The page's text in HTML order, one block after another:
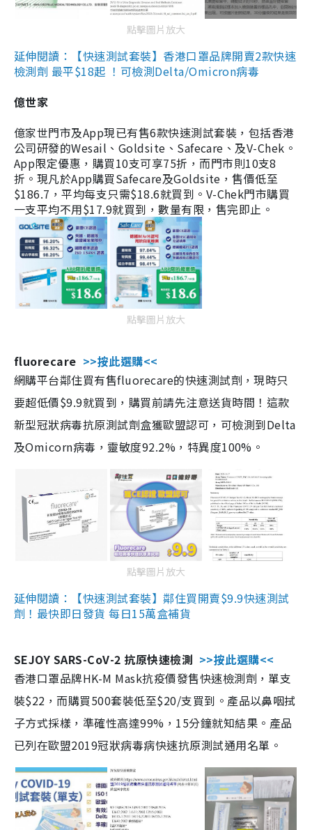
點擊圖片放大
延伸閱讀：【快速測試套裝】香港口罩品牌開賣2款快速
檢測劑 最平$18起 ！可檢測Delta/Omicron病毒
億世家
億家世門市及App現已有售6款快速測試套裝，包括香港
公司研發的Wesail、Goldsite、Safecare、及V-Chek。
App限定優惠，購買10支可享75折，而門市則10支8
折。現凡於App購買Safecare及Goldsite，售價低至
$186.7，平均每支只需$18.6就買到。V-Chek門市購買
一支平均不用$17.9就買到，數量有限，售完即止。
點擊圖片放大
fluorecare >>按此選購<<
網購平台鄰住買有售fluorecare的快速測試劑，現時只
要超低價$9.9就買到，購買前請先注意送貨時間！這款
新型冠狀病毒抗原測試劑盒獲歐盟認可，可檢測到Delta
及Omicorn病毒，靈敏度92.2%，特異度100%。
點擊圖片放大
延伸閱讀：【快速測試套裝】鄰住買開賣$9.9快速測試
劑！最快即日發貨 每日15萬盒補貨
SEJOY SARS-CoV-2 抗原快速檢測 >>按此選購<<
香港口罩品牌HK-M Mask抗疫價發售快速檢測劑，單支
裝$22，而購買500套裝低至$20/支買到。產品以鼻咽拭
子方式採樣，準確性高達99%，15分鐘就知結果。產品
已列在歐盟2019冠狀病毒病快速抗原測試通用名單。